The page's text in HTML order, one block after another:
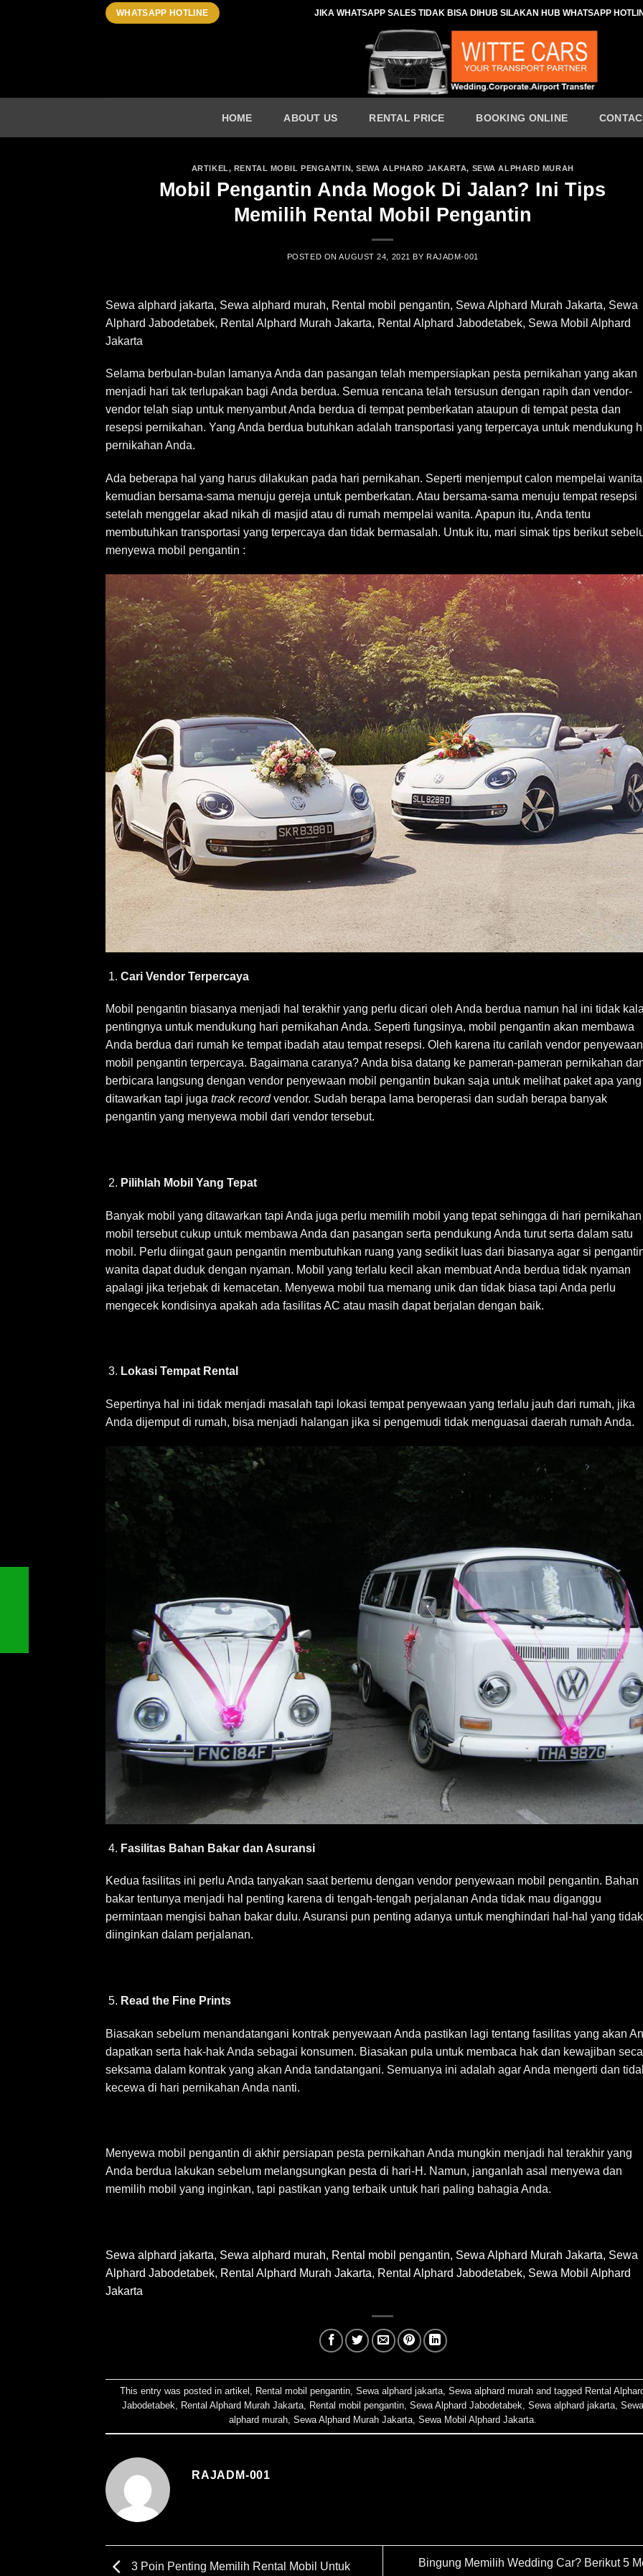
WHATSAPP HOTLINE JIKA WHATSAPP SALES TIDAK BISA DIHUB SILAKAN HUB WHATSAPP
HOME ABOUT US RENTAL PRICE BOOKING ONLINE
ARTIKEL, RENTAL MOBIL PENGANTIN,SEWA ALPHARD JAKARTA, SEWA ALPHARD MURAH
Mobil Pengantin Anda Mogok Di Jalan? Ini Tips
Memilih Rental Mobil Pengantin
POSTED ONAUGUST 24, 2021 BY RAJADM-001
Sewa alphard jakarta, Sewa alphard murah, Rental mobil pengantin, Sewa Alphard Murah Jakarta, Sewa
Alphard Jabodetabek, Rental Alphard Murah Jakarta, Rental Alphard Jabodetabek, Sewa Mobil Alphard
Jakarta
Selama berbulan-bulan lamanya Anda dan pasangan telah mempersiapkan pesta pernikahan yang akan
menjadi hari tak terlupakan bagi Anda berdua. Semua rencana telah tersusun dengan rapih dan vendor-
vendor telah siap untuk menyambut Anda berdua di tempat pemberkatan ataupun di tempat pesta dan
resepsi pernikahan. Yang Anda berdua butuhkan adalah transportasi yang terpercaya untuk mendukung
pernikahan Anda.
Ada beberapa hal yang harus dilakukan pada hari pernikahan. Seperti menjemput calon mempelai
kemudian bersama-sama menuju gereja untuk pemberkatan. Atau bersama-sama menuju tempat resepsi
setelah menggelar akad nikah di masjid atau di rumah mempelai wanita. Apapun itu, Anda tentu
membutuhkan transportasi yang terpercaya dan tidak bermasalah. Untuk itu, mari simak tips berikut
menyewa mobil pengantin :
Cari Vendor Terpercaya
Mobil pengantin biasanya menjadi hal terakhir yang perlu dicari oleh Anda berdua namun hal ini tidak
pentingnya untuk mendukung hari pernikahan Anda. Seperti fungsinya, mobil pengantin akan membawa
Anda berdua dari rumah ke tempat ibadah atau tempat resepsi. Oleh karena itu carilah vendor penyewaan
mobil pengantin terpercaya. Bagaimana caranya? Anda bisa datang ke pameran-pameran pernikahan
berbicara langsung dengan vendor penyewaan mobil pengantin bukan saja untuk melihat paket apa yang
ditawarkan tapi juga track recordvendor. Sudah berapa lama beroperasi dan sudah berapa banyak
pengantin yang menyewa mobil dari vendor tersebut.
Pilihlah Mobil Yang Tepat
Banyak mobil yang ditawarkan tapi Anda juga perlu memilih mobil yang tepat sehingga di hari pernikahan
mobil tersebut cukup untuk membawa Anda dan pasangan serta pendukung Anda turut serta dalam satu
mobil. Perlu diingat gaun pengantin membutuhkan ruang yang sedikit luas dari biasanya agar si
wanita dapat duduk dengan nyaman. Mobil yang terlalu kecil akan membuat Anda berdua tidak nyaman
apalagi jika terjebak di kemacetan. Menyewa mobil tua memang unik dan tidak biasa tapi Anda perlu
mengecek kondisinya apakah ada fasilitas AC atau masih dapat berjalan dengan baik.
Lokasi Tempat Rental
Sepertinya hal ini tidak menjadi masalah tapi lokasi tempat penyewaan yang terlalu jauh dari rumah, jika
Anda dijemput di rumah, bisa menjadi halangan jika si pengemudi tidak menguasai daerah rumah Anda.
Fasilitas Bahan Bakar dan Asuransi
Kedua fasilitas ini perlu Anda tanyakan saat bertemu dengan vendor penyewaan mobil pengantin. Bahan
bakar tentunya menjadi hal penting karena di tengah-tengah perjalanan Anda tidak mau diganggu
permintaan mengisi bahan bakar dulu. Asuransi pun penting adanya untuk menghindari hal-hal yang tidak
diinginkan dalam perjalanan.
Read the Fine Prints
Biasakan sebelum menandatangani kontrak penyewaan Anda pastikan lagi tentang fasilitas yang akan
dapatkan serta hak-hak Anda sebagai konsumen. Biasakan pula untuk membaca hak dan kewajiban
seksama dalam kontrak yang akan Anda tandatangani. Semuanya ini adalah agar Anda mengerti dan
kecewa di hari pernikahan Anda nanti.
Menyewa mobil pengantin di akhir persiapan pesta pernikahan Anda mungkin menjadi hal terakhir yang
Anda berdua lakukan sebelum melangsungkan pesta di hari-H. Namun, janganlah asal menyewa dan
memilih mobil yang inginkan, tapi pastikan yang terbaik untuk hari paling bahagia Anda.
Sewa alphard jakarta, Sewa alphard murah, Rental mobil pengantin, Sewa Alphard Murah Jakarta, Sewa
Alphard Jabodetabek, Rental Alphard Murah Jakarta, Rental Alphard Jabodetabek, Sewa Mobil Alphard
Jakarta
This entry was posted inartikel , Rental mobil pengantin,Sewa alphard jakarta,Sewa alphard murah and tagged Rental
Jabodetabek, Rental Alphard Murah Jakarta, Rental mobil pengantin, Sewa Alphard Jabodetabek, Sewa alphard jakarta, Sewa
alphard murah, Sewa Alphard Murah Jakarta, Sewa Mobil Alphard Jakarta.
RAJADM-001
3 Poin Penting Memilih Rental Mobil Untuk Bingung Memilih Wedding Car? Berikut 5